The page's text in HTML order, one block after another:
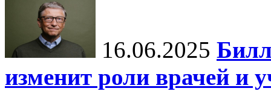
16.06.2025
изменит роли врачей и